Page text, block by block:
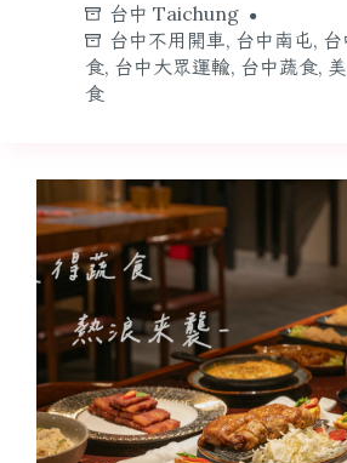
台中 Taichung
台中不用開車, 台中南屯, 台
食, 台中大眾運輸, 台中蔬食,
食